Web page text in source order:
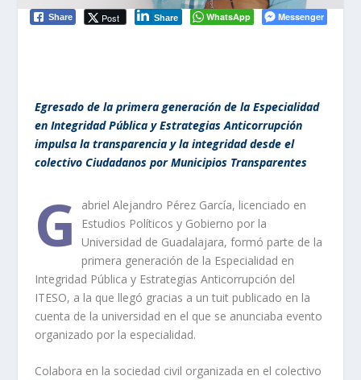
Share Post Share WhatsApp Messenger
Egresado de la primera generación de la Especialidad
en Integridad Pública y Estrategias Anticorrupción
impulsa la transparencia y la integridad desde el
colectivo Ciudadanos por Municipios Transparentes
G
abriel Alejandro Pérez García, licenciado en
Estudios Políticos y Gobierno por la
Universidad de Guadalajara, formó parte de la
primera generación de la Especialidad en
Integridad Pública y Estrategias Anticorrupción del
ITESO, a la que llegó gracias a un tuit publicado en la
cuenta de la universidad en el que se anunciaba evento
organizado por la especialidad.
Colabora en la sociedad civil organizada en el colectivo